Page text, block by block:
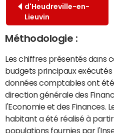
d'Heudreville-en-
Lieuvin
Méthodologie :
Les chiffres présentés dans
budgets principaux
données comptables ont
direction générale des
l'Economie et des Finances.
habitant a été réalisé à
populations fournies par